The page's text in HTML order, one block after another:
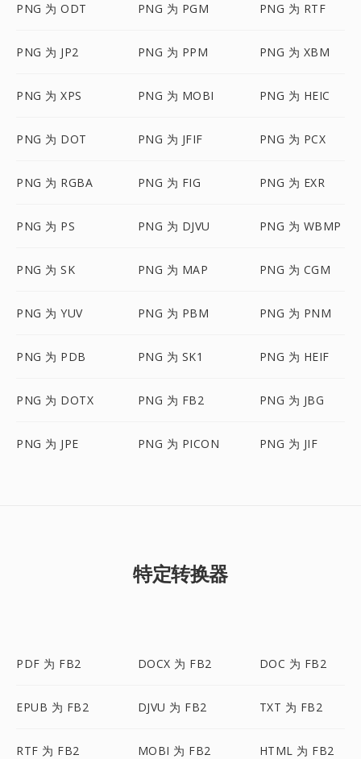
PNG 为 ODT PNG 为 PGM PNG 为 RTF
PNG 为 JP2 PNG 为 PPM PNG 为 XBM
PNG 为 XPS PNG 为 MOBI PNG 为 HEIC
PNG 为 DOT PNG 为 JFIF PNG 为 PCX
PNG 为 RGBA PNG 为 FIG PNG 为 EXR
PNG 为 PS PNG 为 DJVU PNG 为 WBMP
PNG 为 SK PNG 为 MAP PNG 为 CGM
PNG 为 YUV PNG 为 PBM PNG 为 PNM
PNG 为 PDB PNG 为 SK1 PNG 为 HEIF
PNG 为 DOTX PNG 为 FB2 PNG 为 JBG
PNG 为 JPE PNG 为 PICON PNG 为 JIF
特定转换器
PDF 为 FB2 DOCX 为 FB2 DOC 为 FB2
EPUB 为 FB2 DJVU 为 FB2 TXT 为 FB2
RTF 为 FB2 MOBI 为 FB2 HTML 为 FB2